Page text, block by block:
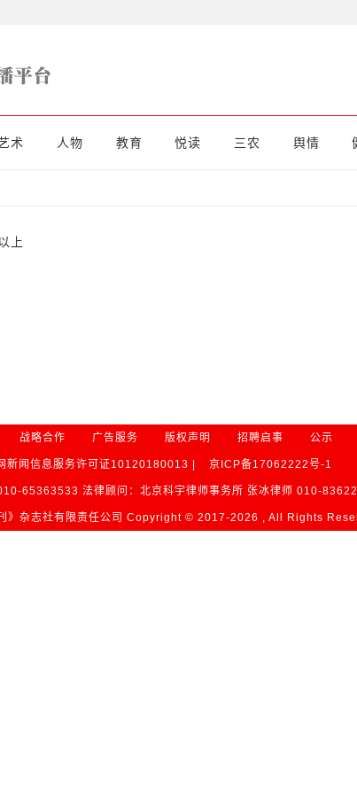
术 人物 教育 悦读 三农 舆情
上
战略合作 广告服务 版权声明 招聘启事 公示
新闻信息服务许可证10120180013 | 京ICP备17062222号-1
65363533 法律顾问：北京科宇律师事务所 张冰律师 010-
》杂志社有限责任公司 Copyright © 2017-2026 , All Rights